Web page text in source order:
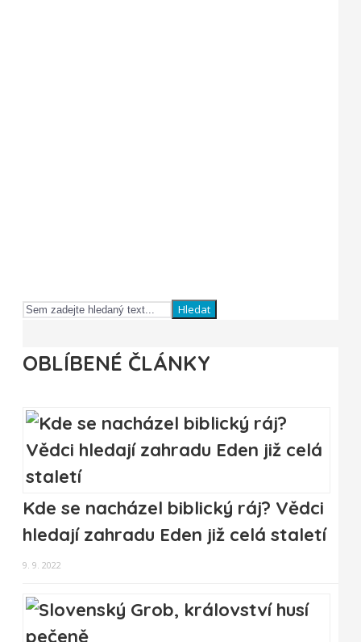
Hledat
OBLÍBENÉ ČLÁNKY
Kde se nacházel biblický ráj? Vědci
hledají zahradu Eden již celá staletí
9. 9. 2022